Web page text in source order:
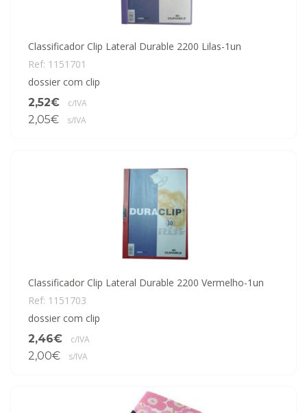
Classificador Clip Lateral Durable 2200 Lilas-1un
Ref: 1151701
dossier com clip
2,52€
c/IVA
2,05€ s/IVA
Classificador Clip Lateral Durable 2200 Vermelho-1un
Ref: 1151703
dossier com clip
2,46€
c/IVA
2,00€ s/IVA